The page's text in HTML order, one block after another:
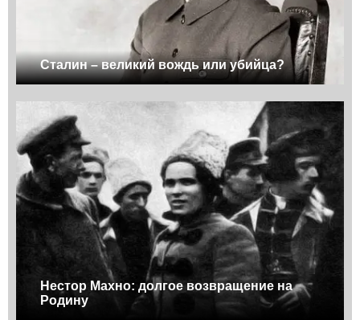
Сталин – великий вождь или убийца?
Нестор Махно: долгое возвращение на
Родину